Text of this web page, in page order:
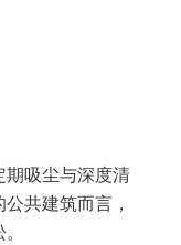
吸尘与深度清
共建筑而言，